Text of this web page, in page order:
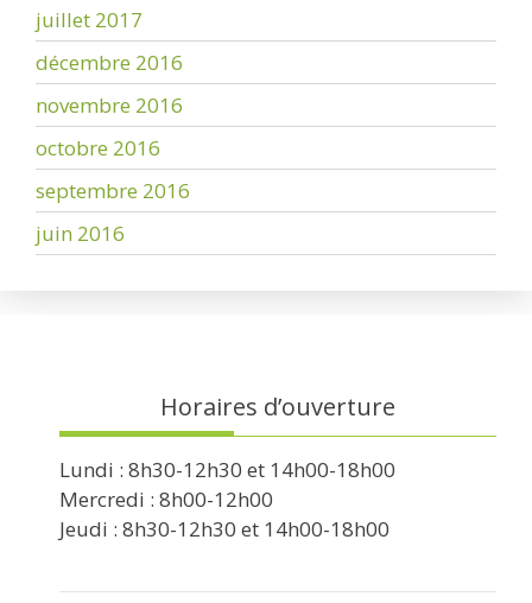
juillet 2017
décembre 2016
novembre 2016
octobre 2016
septembre 2016
juin 2016
Horaires d’ouverture
Lundi : 8h30-12h30 et 14h00-18h00
Mercredi : 8h00-12h00
Jeudi : 8h30-12h30 et 14h00-18h00